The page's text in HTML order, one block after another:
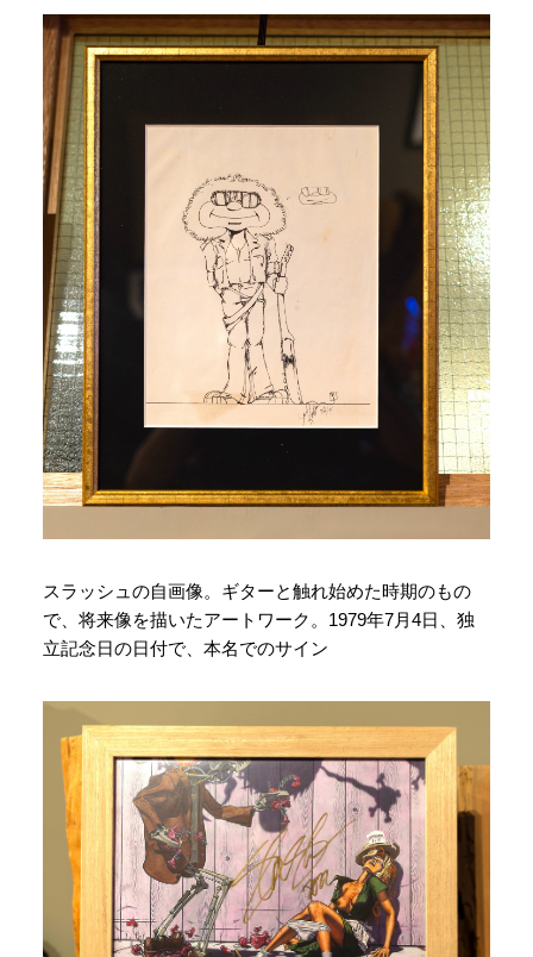
スラッシュの自画像。ギターと触れ始めた時期のもの
で、将来像を描いたアートワーク。1979年7月4日、独
立記念日の日付で、本名でのサイン